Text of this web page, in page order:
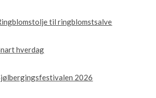
til ringblomstsalve
hverdag
2026